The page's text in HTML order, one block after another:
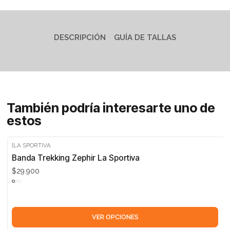
DESCRIPCIÓN GUÍA DE TALLAS
También podría interesarte uno de
estos
|LA SPORTIVA
Banda Trekking Zephir La Sportiva
$29.900
VER OPCIONES